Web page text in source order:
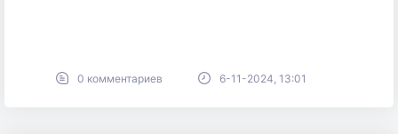
0 комментариев 6-11-2024, 13:01